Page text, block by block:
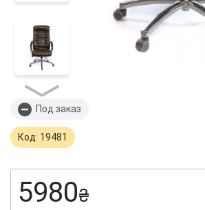
Под заказ
Код: 19481
5980₴